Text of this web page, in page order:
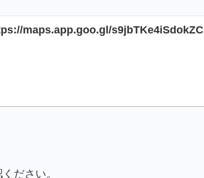
maps.app.goo.gl/s9jbTKe4iSdokZC
ださい。